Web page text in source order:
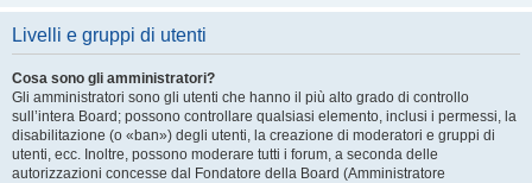
Livelli e gruppi di utenti
Cosa sono gli amministratori?
Gli amministratori sono gli utenti che hanno il più alto grado di controllo
sull’intera Board; possono controllare qualsiasi elemento, inclusi i permessi, la
disabilitazione (o «ban») degli utenti, la creazione di moderatori e gruppi di
utenti, ecc. Inoltre, possono moderare tutti i forum, a seconda delle
autorizzazioni concesse dal Fondatore della Board (Amministratore